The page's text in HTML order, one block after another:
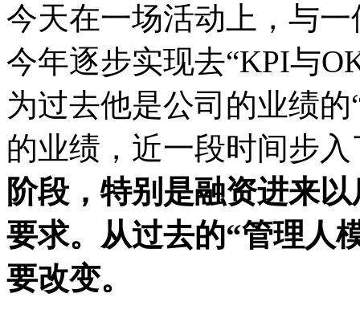
今天在一场活动上，与
今年逐步实现去“KPI与
为过去他是公司的业绩
的业绩，近一段时间步
阶段，特别是融资进来
要求。从过去的“管理人
要改变。